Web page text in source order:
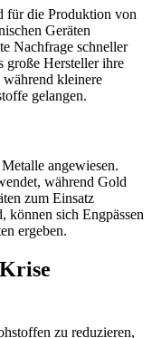
für die Produktion von
Geräten
Nachfrage schneller
große Hersteller ihre
während kleinere
gelangen.
angewiesen.
während Gold
zum Einsatz
können sich Engpässen
ergeben.
zu reduzieren,